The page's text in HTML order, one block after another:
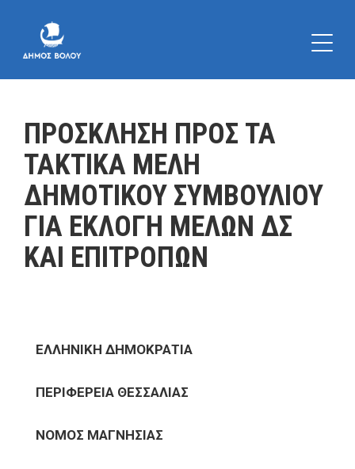
ΠΡΟΣΚΛΗΣΗ ΠΡΟΣ ΤΑ
ΤΑΚΤΙΚΑ ΜΕΛΗ
ΔΗΜΟΤΙΚΟΥ ΣΥΜΒΟΥΛΙΟΥ
ΓΙΑ ΕΚΛΟΓΗ ΜΕΛΩΝ ΔΣ
ΚΑΙ ΕΠΙΤΡΟΠΩΝ
ΕΛΛΗΝΙΚΗ ΔΗΜΟΚΡΑΤΙΑ
ΠΕΡΙΦΕΡΕΙΑ ΘΕΣΣΑΛΙΑΣ
ΝΟΜΟΣ ΜΑΓΝΗΣΙΑΣ